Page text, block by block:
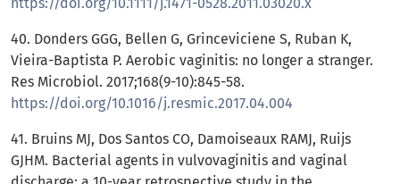
https://doi.org/10.1111/j.1471-0528.2011.03020.x
40. Donders GGG, Bellen G, Grinceviciene S, Ruban K,
Vieira-Baptista P. Aerobic vaginitis: no longer a stranger.
Res Microbiol. 2017;168(9-10):845-58.
https://doi.org/10.1016/j.resmic.2017.04.004
41. Bruins MJ, Dos Santos CO, Damoiseaux RAMJ, Ruijs
GJHM. Bacterial agents in vulvovaginitis and vaginal